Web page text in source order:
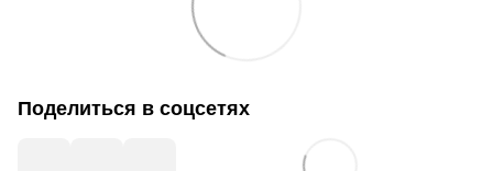
Поделиться в соцсетях